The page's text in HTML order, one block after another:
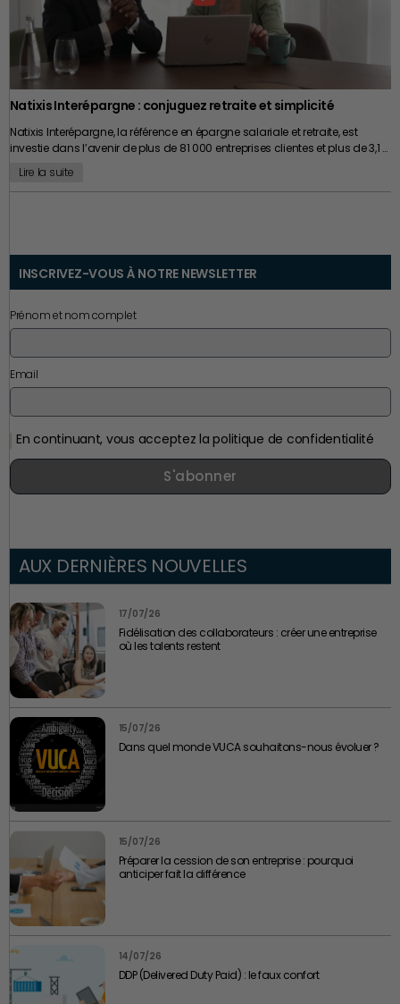
désormais dans la capacité à continuer d’apprendre alors même que
l’on est déjà censé savoir.
Natixis Interépargne : conjuguez retraite et simplicité
Natixis Interépargne, la référence en épargne salariale et retraite, est
investie dans l’avenir de plus de 81 000 entreprises clientes et plus de 3,1 …
Lire la suite
INSCRIVEZ-VOUS À NOTRE NEWSLETTER
Prénom et nom complet
Email
En continuant, vous acceptez la politique de confidentialité
S'abonner
AUX DERNIÈRES NOUVELLES
17/07/26
Fidélisation des collaborateurs : créer une entreprise
où les talents restent
15/07/26
Dans quel monde VUCA souhaitons-nous évoluer ?
15/07/26
Préparer la cession de son entreprise : pourquoi
anticiper fait la différence
14/07/26
DDP (Delivered Duty Paid) : le faux confort